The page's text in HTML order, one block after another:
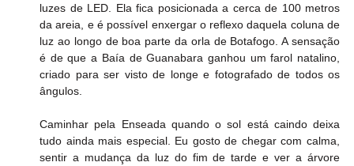
luzes de LED. Ela fica posicionada a cerca de 100 metros
da areia, e é possível enxergar o reflexo daquela coluna de
luz ao longo de boa parte da orla de Botafogo. A sensação
é de que a Baía de Guanabara ganhou um farol natalino,
criado para ser visto de longe e fotografado de todos os
ângulos.
Caminhar pela Enseada quando o sol está caindo deixa
tudo ainda mais especial. Eu gosto de chegar com calma,
sentir a mudança da luz do fim de tarde e ver a árvore